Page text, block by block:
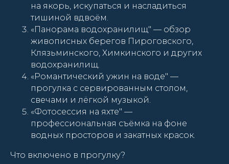
на якорь, искупаться и насладиться
тишиной вдвоём.
«Панорама водохранилищ" — обзор
живописных берегов Пироговского,
Клязьминского, Химкинского и других
водохранилищ.
«Романтический ужин на воде" —
прогулка с сервированным столом,
свечами и лёгкой музыкой.
«Фотосессия на яхте" —
профессиональная съёмка на фоне
водных просторов и закатных красок.
Что включено в прогулку?